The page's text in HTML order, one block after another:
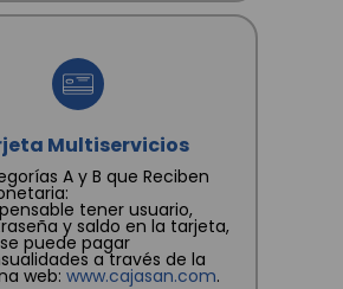
Multiservicios
A y B que Reciben
tener usuario,
y saldo en la tarjeta,
puede pagar
a través de la
web: www.cajasan.com.